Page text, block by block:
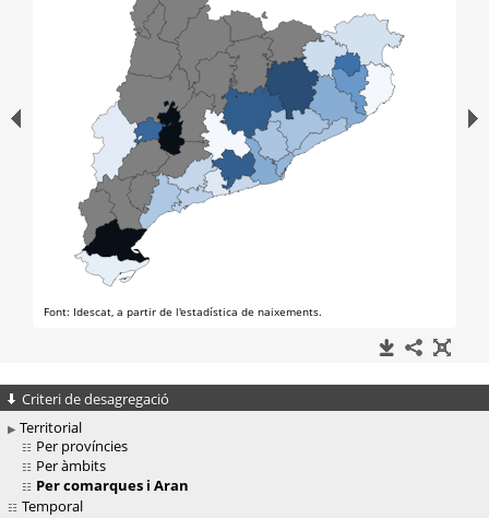
Criteri de desagregació
Territorial
Per províncies
Per àmbits
Per comarques i Aran
Temporal